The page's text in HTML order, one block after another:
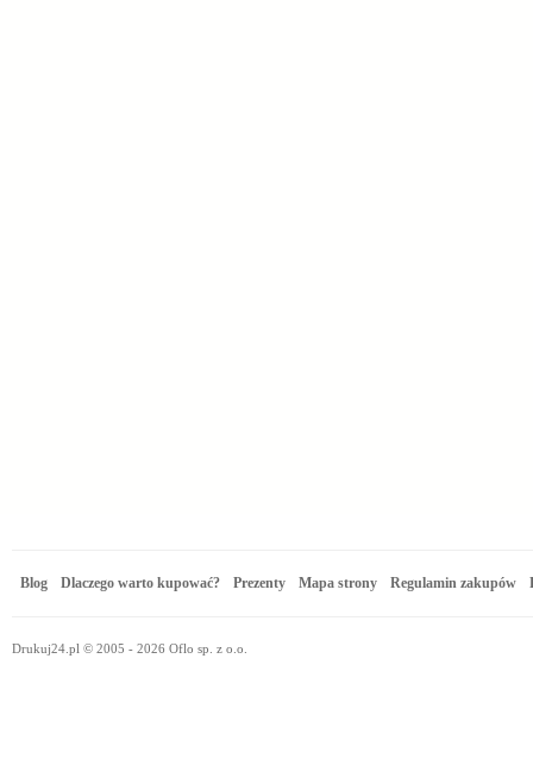
Blog Dlaczego warto kupować? Prezenty Mapa strony Regulamin zakupów
Drukuj24.pl © 2005 - 2026 Oflo sp. z o.o.